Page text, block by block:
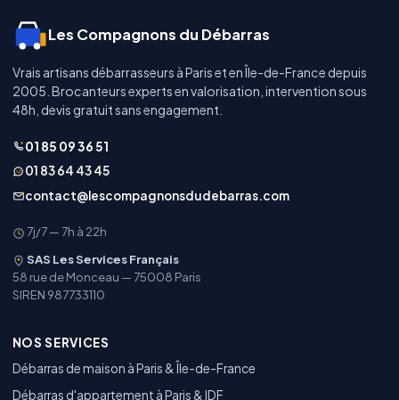
Les Compagnons du Débarras
Vrais artisans débarrasseurs à Paris et en Île-de-France depuis
2005. Brocanteurs experts en valorisation, intervention sous
48h, devis gratuit sans engagement.
01 85 09 36 51
01 83 64 43 45
contact@lescompagnonsdudebarras.com
7j/7 — 7h à 22h
SAS Les Services Français
58 rue de Monceau — 75008 Paris
SIREN 987733110
NOS SERVICES
Débarras de maison à Paris & Île-de-France
Débarras d'appartement à Paris & IDF